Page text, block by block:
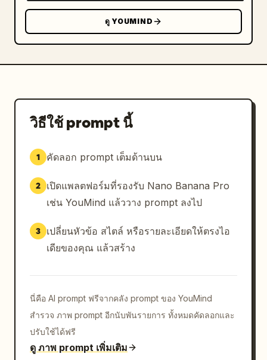
ดู YOUMIND
วิธีใช้ prompt นี้
1 คัดลอก prompt เต็มด้านบน
2
เปิดแพลตฟอร์มที่รองรับ Nano Banana Pro
เช่น YouMind แล้ววาง prompt ลงไป
3
เปลี่ยนหัวข้อ สไตล์ หรือรายละเอียดให้ตรงไอ
เดียของคุณ แล้วสร้าง
นี่คือ AI prompt ฟรีจากคลัง prompt ของ YouMind
สำรวจ ภาพ prompt อีกนับพันรายการ ทั้งหมดคัดลอกและ
ปรับใช้ได้ฟรี
ดู ภาพ prompt เพิ่มเติม